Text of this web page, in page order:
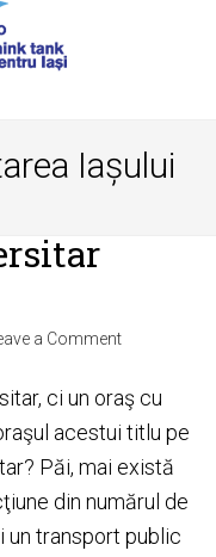
Iașului
a Comment
ci un oraş cu
acestui titlu pe
Păi, mai există
din numărul de
un transport public